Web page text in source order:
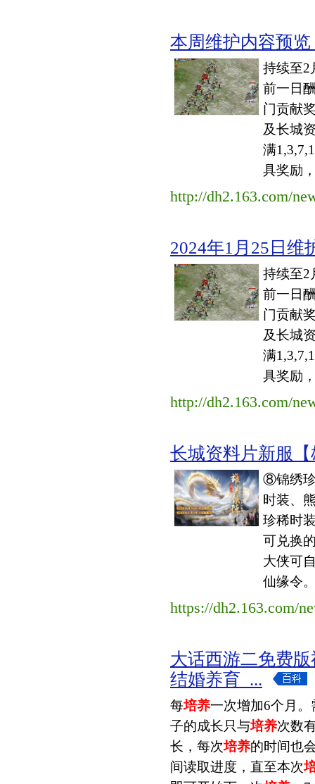
本周维护内容预览
持续至2
前一日
门贡献
及长城
满
具奖励
http://dh2.163.com/
2024年1月25日维
持续至2
前一日
门贡献
及长城
满
具奖励
http://dh2.163.com/
长城资料片新服
⑧锦绣珍
时装、
珍稀时
可兑换
大侠可
仙缘令
https://dh2.163.com/
大话西游二免费
结婚养育_...
每培养一次增加6个月。
子的成长只与培养次数
长，每次培养的时间也
间读取进度，直至本次